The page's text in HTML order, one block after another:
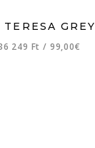
TERESA GREY
249 Ft/ 99,00€